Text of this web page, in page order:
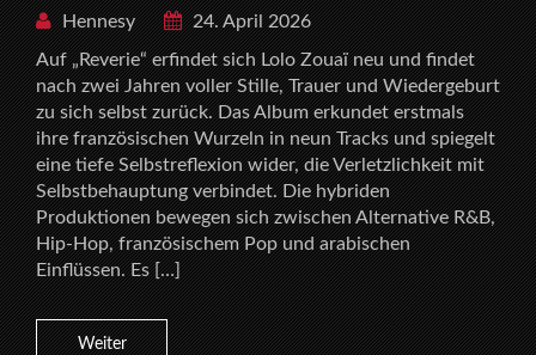
Hennesy
24. April 2026
Auf „Reverie“ erfindet sich Lolo Zouaï neu und findet
nach zwei Jahren voller Stille, Trauer und Wiedergeburt
zu sich selbst zurück. Das Album erkundet erstmals
ihre französischen Wurzeln in neun Tracks und spiegelt
eine tiefe Selbstreflexion wider, die Verletzlichkeit mit
Selbstbehauptung verbindet. Die hybriden
Produktionen bewegen sich zwischen Alternative R&B,
Hip-Hop, französischem Pop und arabischen
Einflüssen. Es […]
Weiter